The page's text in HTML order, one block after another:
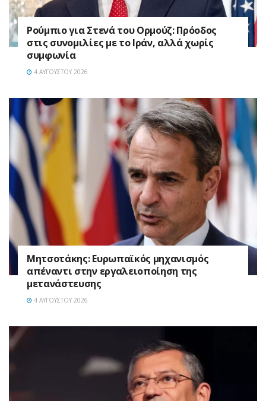
Ρούμπιο για Στενά του Ορμούζ: Πρόοδος
στις συνομιλίες με το Ιράν, αλλά χωρίς
συμφωνία
4 ΑΥΓΟΎΣΤΟΥ 2026
Μητσοτάκης: Ευρωπαϊκός μηχανισμός
απέναντι στην εργαλειοποίηση της
μετανάστευσης
4 ΑΥΓΟΎΣΤΟΥ 2026